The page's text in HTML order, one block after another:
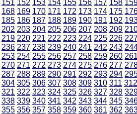
151 152 153 154 155 156 157 158
168 169 170 171 172 173 174 175
185 186 187 188 189 190 191 192
202 203 204 205 206 207 208 209
219 220 221 222 223 224 225 226
236 237 238 239 240 241 242 243
253 254 255 256 257 258 259 260
270 271 272 273 274 275 276 277
287 288 289 290 291 292 293 294
304 305 306 307 308 309 310 311 312
321 322 323 324 325 326 327 328
338 339 340 341 342 343 344 345
355 356 357 358 359 360 361 362